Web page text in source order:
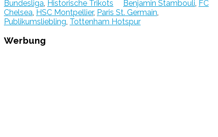
Bundesliga Historische Trikots Benjamin Stambouli FC
Chelsea HSC Montpellier, Paris St. Germain
Publikumsliebling Tottenham Hotspur
Werbung